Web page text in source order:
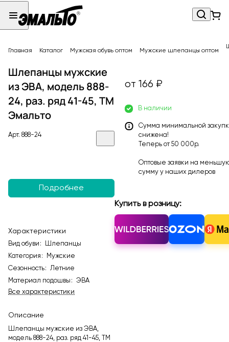
Главная Каталог Мужская обувь оптом Мужские шлепанцы оптом
Шлепанцы мужские
из ЭВА, модель 888-
24, раз. ряд 41-45, ТМ
Эмальто
Арт. 888-24
Подробнее
Характеристики
Вид обуви :
Шлепанцы
Категория :
Мужские
Сезонность:
Летние
Материал подошвы :
ЭВА
Все характеристики
Описание
Шлепанцы мужские из ЭВА,
модель 888-24, раз. ряд 41-45, ТМ
от 166 ₽
В наличии
Сумма минимальной
снижена!
Теперь от 50 000р.
Оптовые заявки на
сумму у наших дилеров
Купить в розницу: